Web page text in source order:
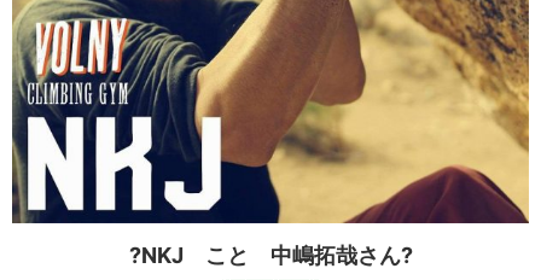
?NKJ こと 中嶋拓哉さん?